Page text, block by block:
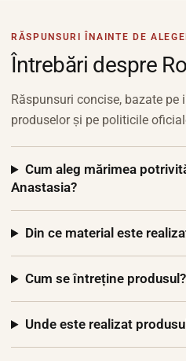
RĂSPUNSURI ÎNAINTE DE
Întrebări despre
Răspunsuri concise, bazate
produselor și pe politicile
Cum aleg mărimea
Anastasia?
Din ce material este
Cum se întreține produsul?
Unde este realizat